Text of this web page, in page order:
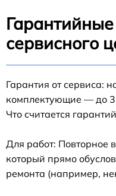
сервисного
Гарантия от сервиса:
комплектующие — до 3
Что считается
Для работ: Повторное
который прямо
ремонта (например,